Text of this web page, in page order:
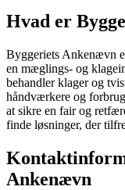
Hvad er
Byggeriets Ankenævn
en mæglings- og
behandler klager og
håndværkere og
at sikre en fair og
finde løsninger, der
Ankenævn